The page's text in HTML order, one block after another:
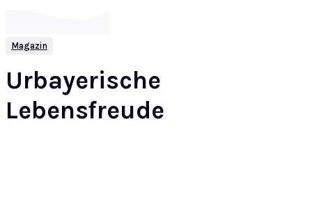
Magazin
Urbayerische
Lebensfreude